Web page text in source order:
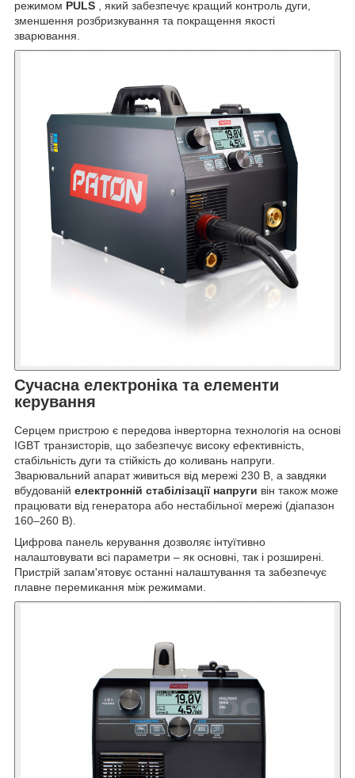
режимом PULS , який забезпечує кращий контроль дуги,
зменшення розбризкування та покращення якості
зварювання.
Сучасна електроніка та елементи
керування
Серцем пристрою є передова інверторна технологія на основі
IGBT транзисторів, що забезпечує високу ефективність,
стабільність дуги та стійкість до коливань напруги.
Зварювальний апарат живиться від мережі 230 В, а завдяки
вбудованій електронній стабілізації напруги він також може
працювати від генератора або нестабільної мережі (діапазон
160–260 В).
Цифрова панель керування дозволяє інтуїтивно
налаштовувати всі параметри – як основні, так і розширені.
Пристрій запам'ятовує останні налаштування та забезпечує
плавне перемикання між режимами.